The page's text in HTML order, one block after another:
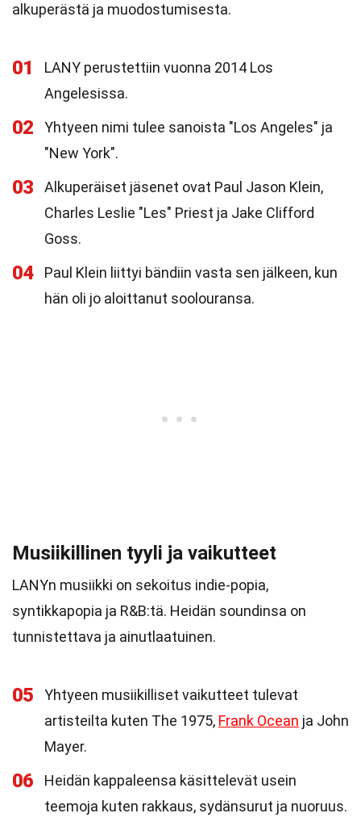
alkuperästä ja muodostumisesta.
01
LANY perustettiin vuonna 2014 Los
Angelesissa.
02
Yhtyeen nimi tulee sanoista "Los Angeles" ja
"New York".
03
Alkuperäiset jäsenet ovat Paul Jason Klein,
Charles Leslie "Les" Priest ja Jake Clifford
Goss.
04
Paul Klein liittyi bändiin vasta sen jälkeen, kun
hän oli jo aloittanut soolouransa.
Musiikillinen tyyli ja vaikutteet
LANYn musiikki on sekoitus indie-popia,
syntikkapopia ja R&B:tä. Heidän soundinsa on
tunnistettava ja ainutlaatuinen.
05
Yhtyeen musiikilliset vaikutteet tulevat
artisteilta kuten The 1975, Frank Ocean ja John
Mayer.
06
Heidän kappaleensa käsittelevät usein
teemoja kuten rakkaus, sydänsurut ja nuoruus.